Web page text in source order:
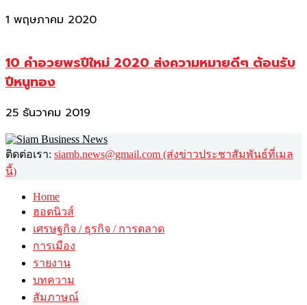
1 พฤษภาคม 2020
10 คำอวยพรปีใหม่ 2020 ส่งความหมายดีๆ ต้อนรับ
ปีหนูทอง
25 ธันวาคม 2019
ติดต่อเรา: siamb.news@gmail.com (ส่งข่าวประชาสัมพันธ์ที่เมล
นี้)
Home
ฮอตนิวส์
เศรษฐกิจ / ธุรกิจ / การตลาด
การเมือง
รายงาน
บทความ
สัมภาษณ์